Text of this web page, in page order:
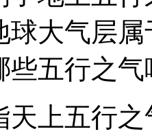
球大气层
些五行之气
五行之